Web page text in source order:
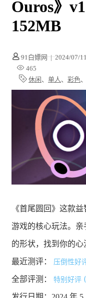
Ouros》
152MB
91白嫖网 | 2024/07/
465
休闲 、 单人 、 彩色、
《首尾圆回》这款
游戏的核心玩法。
的形状，找到你的心
最近测评： 压倒性好
全部评测： 特别好评